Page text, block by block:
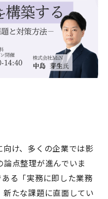
け、多くの企業では影
点整理が進んでいま
る「実務に即した業務
たな課題に直面してい